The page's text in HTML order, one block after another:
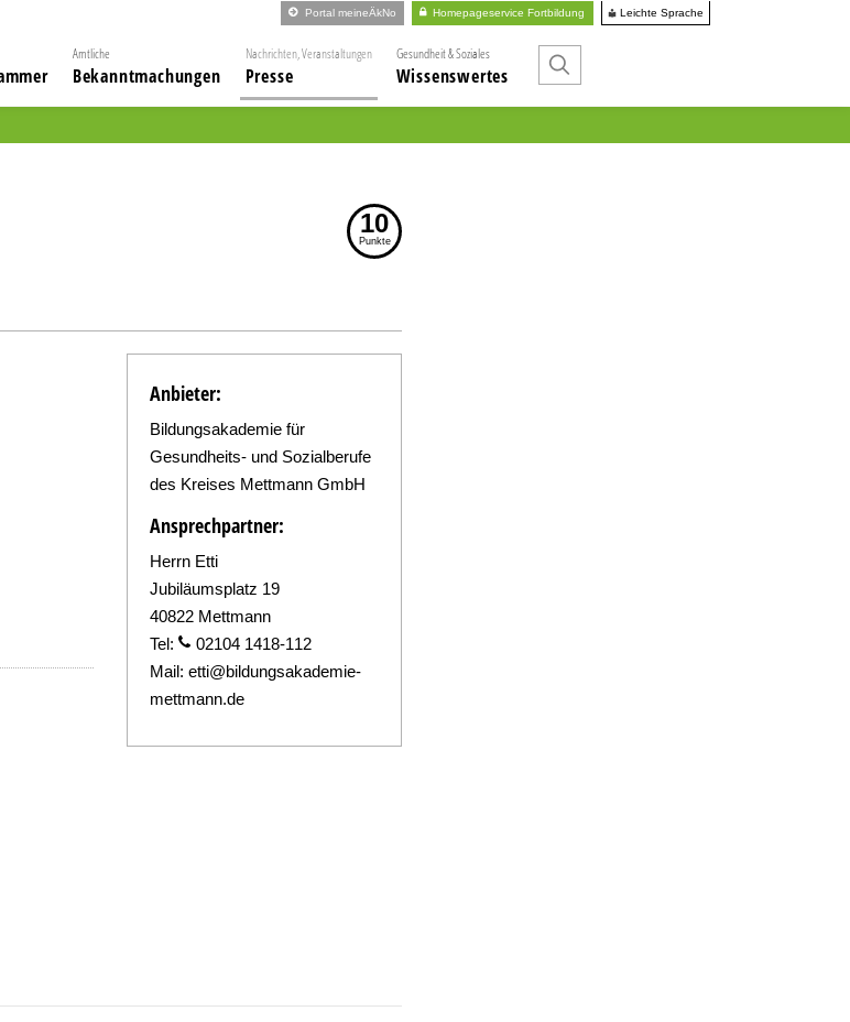
Portal meineÄkNo Homepageservice Fortbildung Leichte Sprache
Amtliche
Bekanntmachungen
Nachrichten, Veranstaltungen
Presse
Gesundheit & Soziales
Wissenswertes
10
Punkte
Anbieter:
Bildungsakademie für
Gesundheits- und Sozialberufe
des Kreises Mettmann GmbH
Ansprechpartner:
Herrn Etti
Jubiläumsplatz 19
40822 Mettmann
Tel:
02104 1418-112
Mail: etti@bildungsakademie-
mettmann.de